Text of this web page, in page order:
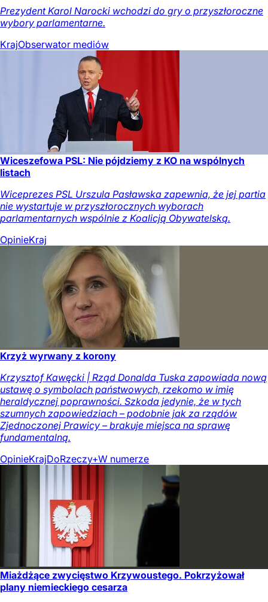
Prezydent Karol Narocki wchodzi do gry o przyszłoroczne
wybory parlamentarne.
KrajObserwator mediów
Wiceszefowa PSL: Nie pójdziemy z KO na wspólnych
listach
Wiceprezes PSL Urszula Pasławska zapewnia, że jej partia
nie wystartuje w przyszłorocznych wyborach
parlamentarnych wspólnie z Koalicją Obywatelską.
OpinieKraj
Krzyż wyrwany z korony
Krzysztof Kawęcki | Rząd Donalda Tuska zapowiada nową
ustawę o symbolach państwowych, rzekomo w imię
heraldycznej poprawności. Szkoda jedynie, że w tych
szumnych zapowiedziach – podobnie jak za rządów
Zjednoczonej Prawicy – brakuje miejsca na sprawę
fundamentalną.
OpinieKrajDoRzeczy+W numerze
Miażdżące zwycięstwo Krzywoustego. Pokrzyżował
plany niemieckiego cesarza